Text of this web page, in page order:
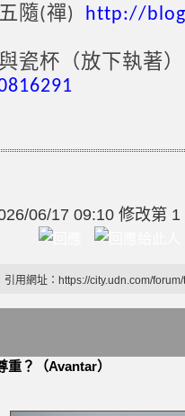
隨(禪) http://
瓷杯（放下執著）
06/17 09:10 修改第 1
引用網址：https://city.udn.com/
重？（Avantar）